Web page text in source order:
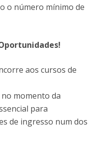
o número mínimo de
aos cursos de
momento da
para
de ingresso num dos